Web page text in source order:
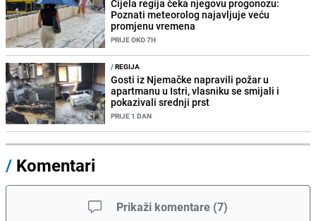
Cijela regija čeka njegovu progonozu:
Poznati meteorolog najavljuje veću
promjenu vremena
PRIJE OKO 7H
/REGIJA
Gosti iz Njemačke napravili požar u
apartmanu u Istri, vlasniku se smijali i
pokazivali srednji prst
PRIJE 1 DAN
/ Komentari
Prikaži komentare (7)